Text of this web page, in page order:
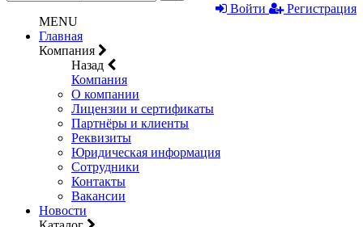
Войти
Регистрация
MENU
Главная
Компания
Назад
Компания
О компании
Лицензии и сертификаты
Партнёры и клиенты
Реквизиты
Юридическая информация
Сотрудники
Контакты
Вакансии
Новости